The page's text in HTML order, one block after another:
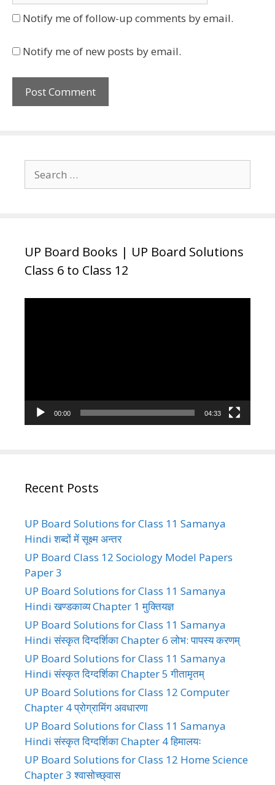
Notify me of follow-up comments by email.
Notify me of new posts by email.
for:
UP Board Books | UP Board Solutions
Class 6 to Class 12
00:00 04:33
Recent Posts
UP Board Solutions for Class 11 Samanya
Hindi शब्दों में सूक्ष्म अन्तर
UP Board Class 12 Sociology Model Papers
Paper 3
UP Board Solutions for Class 11 Samanya
Hindi खण्डकाव्य Chapter 1 मुक्तियज्ञ
UP Board Solutions for Class 11 Samanya
Hindi संस्कृत दिग्दर्शिका Chapter 6 लोभ: पापस्य करणम्
UP Board Solutions for Class 11 Samanya
Hindi संस्कृत दिग्दर्शिका Chapter 5 गीतामृतम्
UP Board Solutions for Class 12 Computer
Chapter 4 प्रोग्रामिंग अवधारणा
UP Board Solutions for Class 11 Samanya
Hindi संस्कृत दिग्दर्शिका Chapter 4 हिमालयः
UP Board Solutions for Class 12 Home Science
Chapter 3 श्वासोच्छ्वास